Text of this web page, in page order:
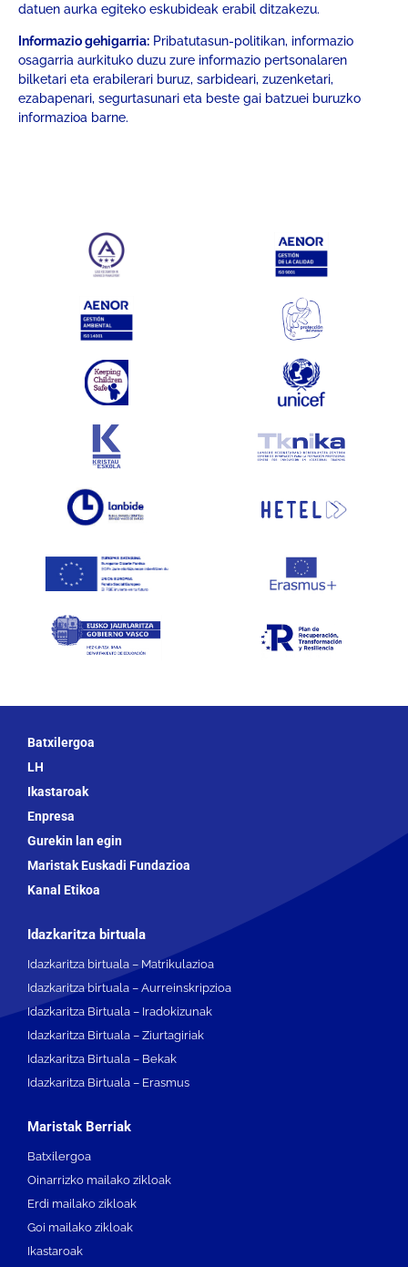
datuen aurka egiteko eskubideak erabil ditzakezu.
Informazio gehigarria: Pribatutasun-politikan, informazio
osagarria aurkituko duzu zure informazio pertsonalaren
bilketari eta erabilerari buruz, sarbideari, zuzenketari,
ezabapenari, segurtasunari eta beste gai batzuei buruzko
informazioa barne.
Batxilergoa
LH
Ikastaroak
Enpresa
Gurekin lan egin
Maristak Euskadi Fundazioa
Kanal Etikoa
Idazkaritza birtuala
Idazkaritza birtuala – Matrikulazioa
Idazkaritza birtuala – Aurreinskripzioa
Idazkaritza Birtuala – Iradokizunak
Idazkaritza Birtuala – Ziurtagiriak
Idazkaritza Birtuala – Bekak
Idazkaritza Birtuala – Erasmus
Maristak Berriak
Batxilergoa
Oinarrizko mailako zikloak
Erdi mailako zikloak
Goi mailako zikloak
Ikastaroak